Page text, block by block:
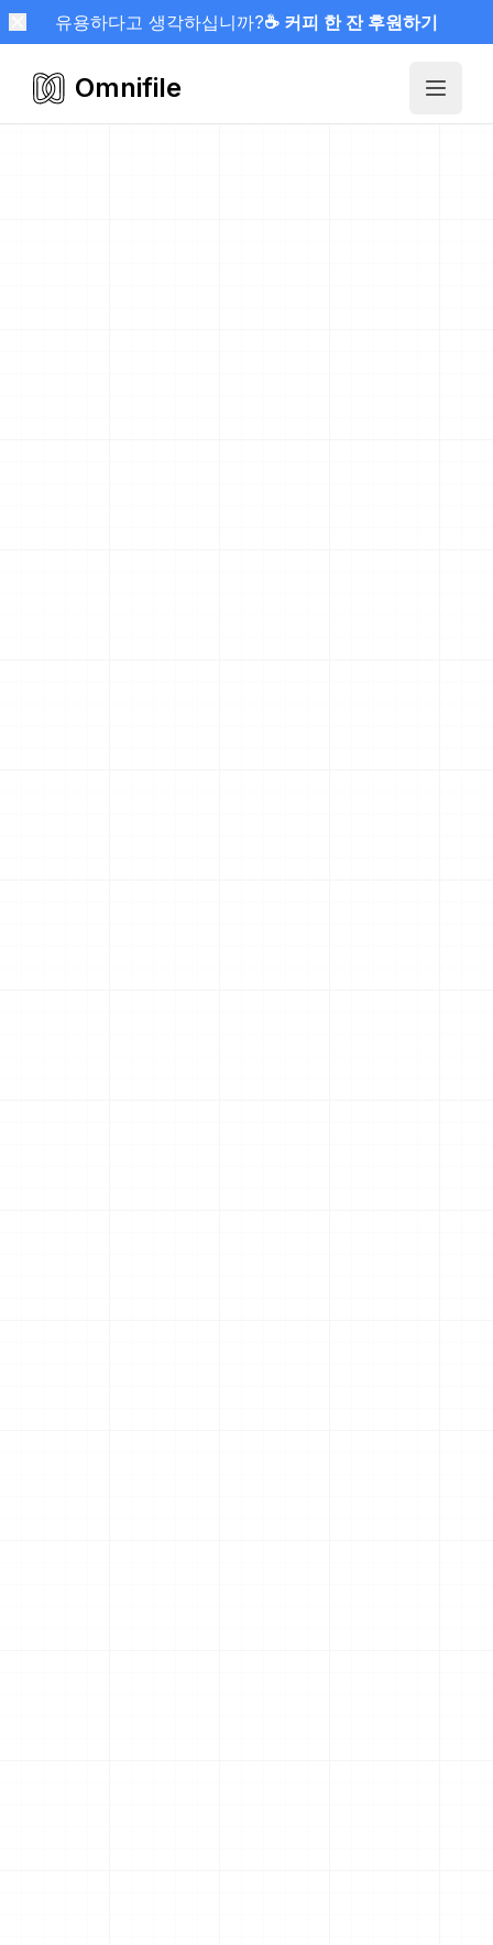
유용하다고 생각하십니까?☕ 커피 한 잔 후원하기
Omnifile